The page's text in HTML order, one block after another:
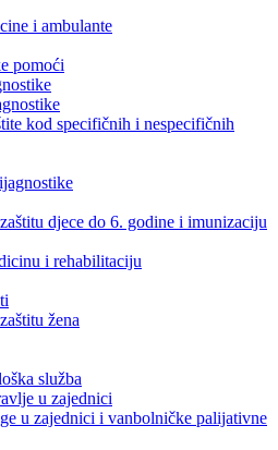
i ambulante
pomoći
kod specifičnih i nespecifičnih
djece do 6. godine i imunizaciju
i rehabilitaciju
žena
služba
u zajednici
u zajednici i vanbolničke palijativne